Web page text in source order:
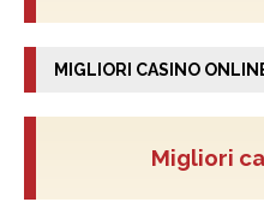
MIGLIORI CASINO
Migliori